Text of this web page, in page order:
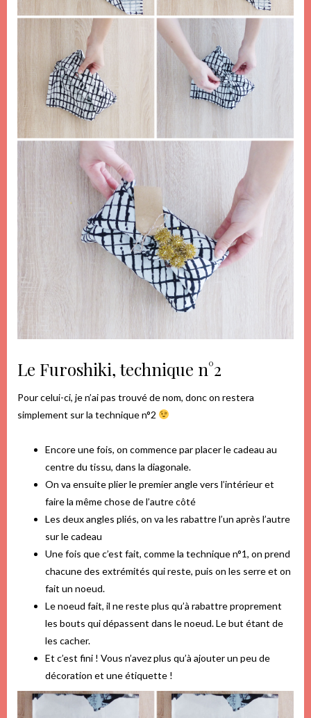
Le Furoshiki, technique n°2
Pour celui-ci, je n’ai pas trouvé de nom, donc on restera
simplement sur la technique n°2
Encore une fois, on commence par placer le cadeau au
centre du tissu, dans la diagonale.
On va ensuite plier le premier angle vers l’intérieur et
faire la même chose de l’autre côté
Les deux angles pliés, on va les rabattre l’un après l’autre
sur le cadeau
Une fois que c’est fait, comme la technique n°1, on prend
chacune des extrémités qui reste, puis on les serre et on
fait un noeud.
Le noeud fait, il ne reste plus qu’à rabattre proprement
les bouts qui dépassent dans le noeud. Le but étant de
les cacher.
Et c’est fini ! Vous n’avez plus qu’à ajouter un peu de
décoration et une étiquette !